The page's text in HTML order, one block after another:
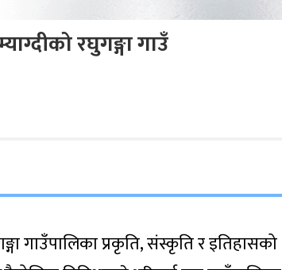
रघुगङ्गा गाउँ
गाउँपालिका प्रकृति, संस्कृति र इतिहासको